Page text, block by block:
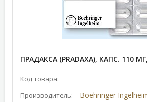
ПРАДАКСА (PRADAXA), КАПС. 110
Код товара:
Производитель: